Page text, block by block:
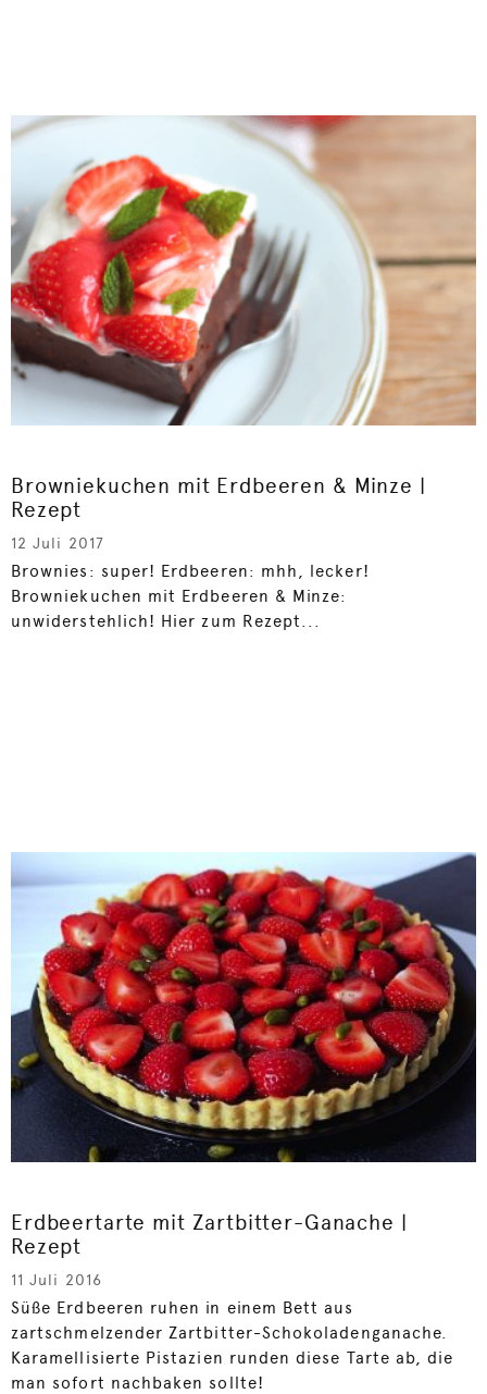
Browniekuchen mit Erdbeeren & Minze |
Rezept
12 Juli 2017
Brownies: super! Erdbeeren: mhh, lecker!
Browniekuchen mit Erdbeeren & Minze:
unwiderstehlich! Hier zum Rezept...
Erdbeertarte mit Zartbitter-Ganache |
Rezept
11 Juli 2016
Süße Erdbeeren ruhen in einem Bett aus
zartschmelzender Zartbitter-Schokoladenganache.
Karamellisierte Pistazien runden diese Tarte ab, die
man sofort nachbaken sollte!